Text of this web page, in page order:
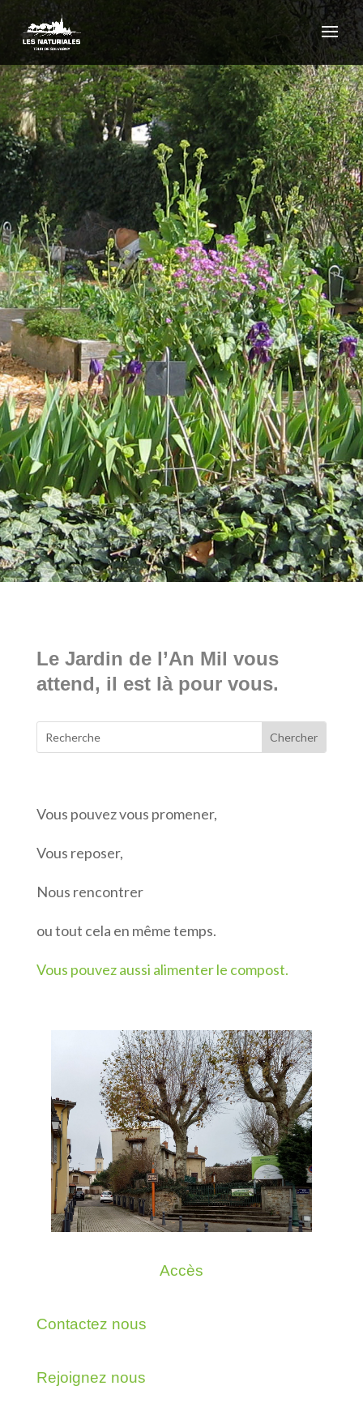
Le Jardin de l’An Mil vous
attend, il est là pour vous.
Vous pouvez vous promener,
Vous reposer,
Nous rencontrer
ou tout cela en même temps.
Vous pouvez aussi alimenter le compost.
Accès
Contactez nous
Rejoignez nous